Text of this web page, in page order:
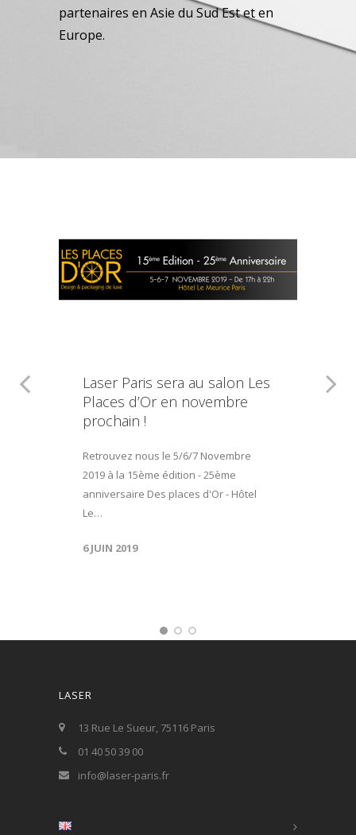
partenaires en Asie du Sud Est et en
Europe.
Laser Paris sera au salon Les
Places d’Or en novembre
prochain !
Retrouvez nous le 5/6/7 Novembre
2019 à la 15ème édition - 25ème
anniversaire Des places d'Or - Hôtel
Le…
6 JUIN 2019
LASER
13 Rue Le Sueur, 75116 Paris
01 40 50 39 00
info@laser-paris.fr